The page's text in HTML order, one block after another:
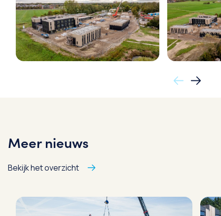
Meer nieuws
Bekijk het overzicht